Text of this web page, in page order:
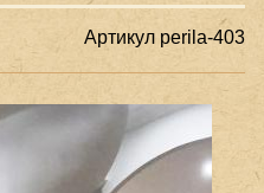
Артикул perila-403